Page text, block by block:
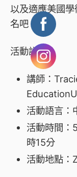
以及適應美國學
名吧！
活動詳情：
講師：
活動語言：
活動時間：
時15分
活動地點：